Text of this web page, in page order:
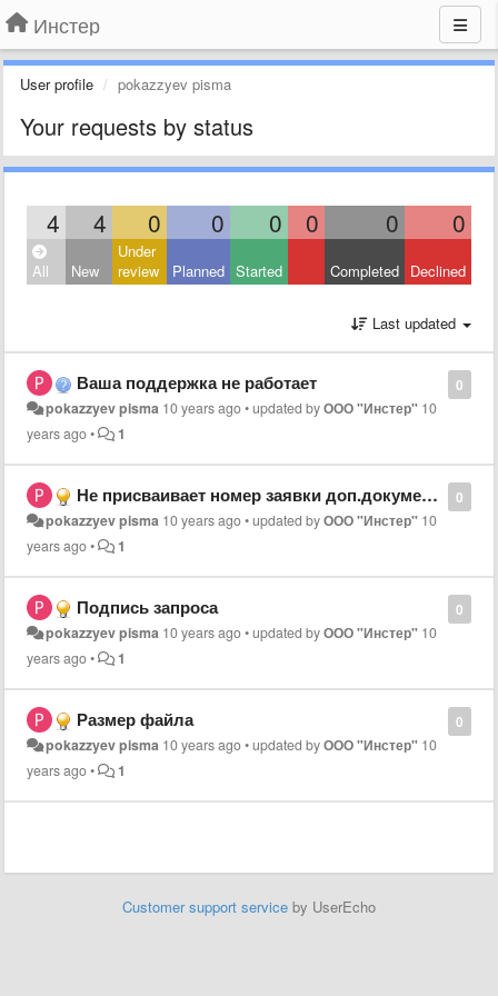
Инстер
User profile pokazzyev pisma
Your requests by status
4 4 0 0 0 0 0 0
All New
Under
review
Planned Started Completed Declined
Last updated
0
Ваша поддержка не работает
pokazzyev pisma 10 years ago•updated byООО "Инстер" 10
years ago• 1
0
Не присваивает номер заявки доп.документам
pokazzyev pisma 10 years ago•updated byООО "Инстер" 10
years ago• 1
0
Подпись запроса
pokazzyev pisma 10 years ago•updated byООО "Инстер" 10
years ago• 1
0
Размер файла
pokazzyev pisma 10 years ago•updated byООО "Инстер" 10
years ago• 1
Customer support service by UserEcho